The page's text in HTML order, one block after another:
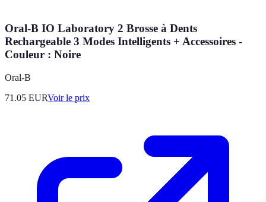
Oral-B IO Laboratory 2 Brosse à Dents
Rechargeable 3 Modes Intelligents + Accessoires -
Couleur : Noire
Oral-B
71.05 EURVoir le prix